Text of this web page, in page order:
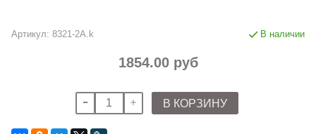
Артикул: 8321-2A.k В наличии
1854.00 руб
В КОРЗИНУ